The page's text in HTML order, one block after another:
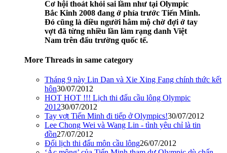
Cơ hội thoát khỏi sai lầm như tại Olympic
Bắc Kinh 2008 đang ở phía trước Tiến Minh.
Đó cũng là điều người hâm mộ chờ đợi ở tay
vợt đã từng nhiều lần làm rạng danh Việt
Nam trên đấu trường quốc tế.
More Threads in same category
Tháng 9 này Lin Dan và Xie Xing Fang chính thức kết
hôn30/07/2012
HOT HOT !!! Lịch thi đấu cầu lông Olympic
201230/07/2012
Tay vợt Tiến Minh đi tiếp ở Olympics!30/07/2012
Lee Chong Wei và Wang Lin - tình yêu chỉ là tin
đồn27/07/2012
Đổi lịch thi đấu môn cầu lông26/07/2012